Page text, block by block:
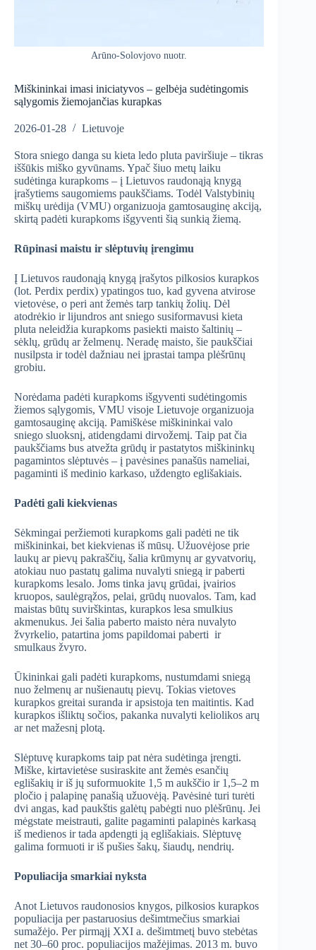
Arūno-Solovjovo nuotr.
Miškininkai imasi iniciatyvos – gelbėja sudėtingomis
sąlygomis žiemojančias kurapkas
2026-01-28 Lietuvoje
Stora sniego danga su kieta ledo pluta paviršiuje – tikras
iššūkis miško gyvūnams. Ypač šiuo metų laiku
sudėtinga kurapkoms – į Lietuvos raudonąją knygą
įrašytiems saugomiems paukščiams. Todėl Valstybinių
miškų urėdija (VMU) organizuoja gamtosauginę akciją,
skirtą padėti kurapkoms išgyventi šią sunkią žiemą.
Rūpinasi maistu ir slėptuvių įrengimu
Į Lietuvos raudonąją knygą įrašytos pilkosios kurapkos
(lot. Perdix perdix) ypatingos tuo, kad gyvena atvirose
vietovėse, o peri ant žemės tarp tankių žolių. Dėl
atodrėkio ir lijundros ant sniego susiformavusi kieta
pluta neleidžia kurapkoms pasiekti maisto šaltinių –
sėklų, grūdų ar želmenų. Neradę maisto, šie paukščiai
nusilpsta ir todėl dažniau nei įprastai tampa plėšrūnų
grobiu.
Norėdama padėti kurapkoms išgyventi sudėtingomis
žiemos sąlygomis, VMU visoje Lietuvoje organizuoja
gamtosauginę akciją. Pamiškėse miškininkai valo
sniego sluoksnį, atidengdami dirvožemį. Taip pat čia
paukščiams bus atvežta grūdų ir pastatytos miškininkų
pagamintos slėptuvės – į pavėsines panašūs nameliai,
pagaminti iš medinio karkaso, uždengto eglišakiais.
Padėti gali kiekvienas
Sėkmingai peržiemoti kurapkoms gali padėti ne tik
miškininkai, bet kiekvienas iš mūsų. Užuovėjose prie
laukų ar pievų pakraščių, šalia krūmynų ar gyvatvorių,
atokiau nuo pastatų galima nuvalyti sniegą ir paberti
kurapkoms lesalo. Joms tinka javų grūdai, įvairios
kruopos, saulėgrąžos, pelai, grūdų nuovalos. Tam, kad
maistas būtų suvirškintas, kurapkos lesa smulkius
akmenukus. Jei šalia paberto maisto nėra nuvalyto
žvyrkelio, patartina joms papildomai paberti ir
smulkaus žvyro.
Ūkininkai gali padėti kurapkoms, nustumdami sniegą
nuo želmenų ar nušienautų pievų. Tokias vietoves
kurapkos greitai suranda ir apsistoja ten maitintis. Kad
kurapkos išliktų sočios, pakanka nuvalyti keliolikos arų
ar net mažesnį plotą.
Slėptuvę kurapkoms taip pat nėra sudėtinga įrengti.
Miške, kirtavietėse susiraskite ant žemės esančių
eglišakių ir iš jų suformuokite 1,5 m aukščio ir 1,5–2 m
pločio į palapinę panašią užuovėją. Pavėsinė turi turėti
dvi angas, kad paukštis galėtų pabėgti nuo plėšrūnų. Jei
mėgstate meistrauti, galite pagaminti palapinės karkasą
iš medienos ir tada apdengti ją eglišakiais. Slėptuvę
galima formuoti ir iš pušies šakų, šiaudų, nendrių.
Populiacija smarkiai nyksta
Anot Lietuvos raudonosios knygos, pilkosios kurapkos
populiacija per pastaruosius dešimtmečius smarkiai
sumažėjo. Per pirmąjį XXI a. dešimtmetį buvo stebėtas
net 30–60 proc. populiacijos mažėjimas. 2013 m. buvo